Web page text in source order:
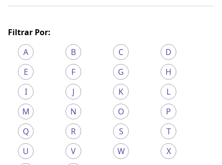
Filtrar Por:
A
B C
D
E
F G
H
I
J K
L
M
N O
P
Q
R S
T
U
V W
X